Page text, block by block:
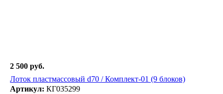
2 500 руб.
Лоток пластмассовый d70 / Комплект-01 (9 блоков)
Артикул: КГ035299